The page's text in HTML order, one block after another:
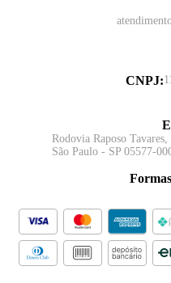
CNPJ:
Rodovia Raposo
São Paulo - SP 05577-